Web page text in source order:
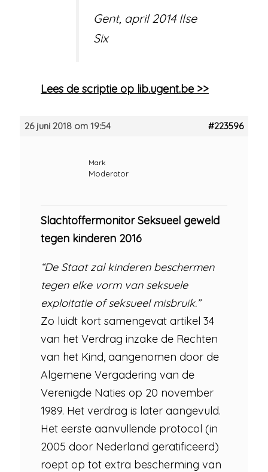
Gent, april 2014 Ilse
Six
Lees de scriptie op lib.ugent.be >>
26 juni 2018 om 19:54 #223596
Mark
Moderator
Slachtoffermonitor Seksueel geweld
tegen kinderen 2016
“De Staat zal kinderen beschermen
tegen elke vorm van seksuele
exploitatie of seksueel misbruik.”
Zo luidt kort samengevat artikel 34
van het Verdrag inzake de Rechten
van het Kind, aangenomen door de
Algemene Vergadering van de
Verenigde Naties op 20 november
1989. Het verdrag is later aangevuld.
Het eerste aanvullende protocol (in
2005 door Nederland geratificeerd)
roept op tot extra bescherming van